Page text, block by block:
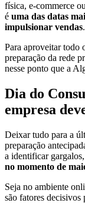
física, e-commerce
é uma das datas
impulsionar vendas.
Para aproveitar todo
preparação da rede
nesse ponto que a
Dia do
empresa
Deixar tudo para a
preparação
a identificar
no momento de
Seja no ambiente
são fatores decisivos